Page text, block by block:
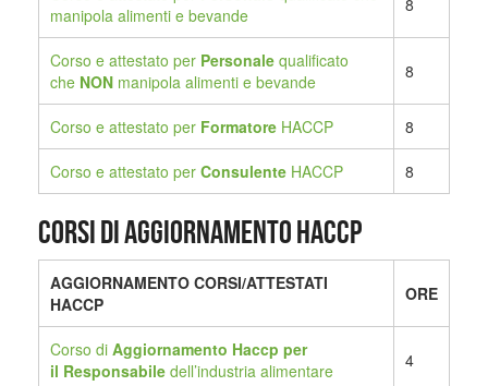
manipola alimenti e bevande
8
Corso e attestato per Personale qualificato
che NON manipola alimenti e bevande 8
Corso e attestato per Formatore HACCP 8
Corso e attestato per Consulente HACCP 8
Corsi di aggiornamento HACCP
AGGIORNAMENTO CORSI/ATTESTATI
HACCP
ORE
Corso di Aggiornamento Haccp per
il Responsabile dell’industria alimentare 4